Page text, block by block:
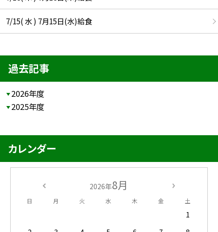
7/15( 水 ) 7月15日(水)給食
過去記事
2026年度
2025年度
カレンダー
2026年8月
日 月 火 水 木 金 土
1